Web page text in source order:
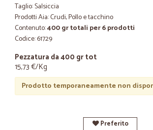
Taglio: Salsiccia
Prodotti Aia: Crudi, Pollo e tacchino
Contenuto:400 gr totali per 6 prodotti
Codice: 61729
Pezzatura da 400 gr tot
15,73 €/Kg
Prodotto temporaneamente non
Preferito